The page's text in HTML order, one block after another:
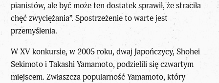
pianistów, ale być może ten dostatek sprawił, że straciła
chęć zwyciężania”. Spostrzeżenie to warte jest
przemyślenia.
W XV konkursie, w 2005 roku, dwaj Japończycy, Shohei
Sekimoto i Takashi Yamamoto, podzielili się czwartym
miejscem. Zwłaszcza popularność Yamamoto, który